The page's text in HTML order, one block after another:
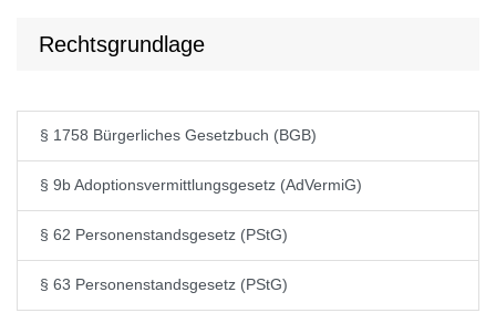
Rechtsgrundlage
§ 1758 Bürgerliches Gesetzbuch (BGB)
§ 9b Adoptionsvermittlungsgesetz (AdVermiG)
§ 62 Personenstandsgesetz (PStG)
§ 63 Personenstandsgesetz (PStG)